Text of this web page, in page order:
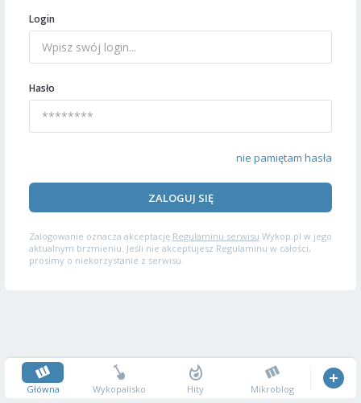
Login
Hasło
nie pamiętam hasła
ZALOGUJ SIĘ
Zalogowanie oznacza akceptację Regulaminu serwisu Wykop.pl w jego
aktualnym brzmieniu. Jeśli nie akceptujesz Regulaminu w całości,
prosimy o niekorzystanie z serwisu.
Główna Wykopalisko Hity Mikroblog